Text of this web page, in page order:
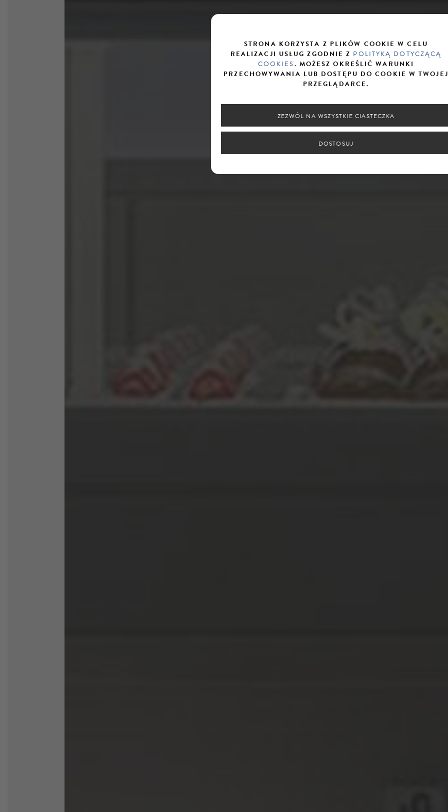
STRONA KORZYSTA Z PLIKÓW COOKIE W CELU
REALIZACJI USŁUG ZGODNIE Z POLITYKĄ DOTYCZĄCĄ
COOKIES. MOŻESZ OKREŚLIĆ WARUNKI
PRZECHOWYWANIA LUB DOSTĘPU DO COOKIE W TWOJEJ
PRZEGLĄDARCE.
ZEZWÓL NA WSZYSTKIE CIASTECZKA
DOSTOSUJ